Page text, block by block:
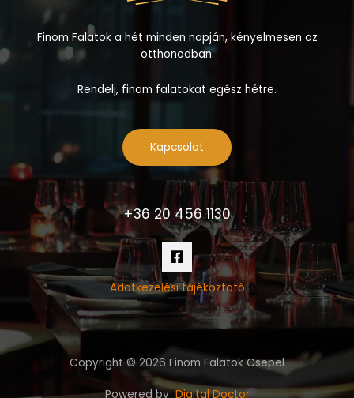
Finom Falatok a hét minden napján, kényelmesen az
otthonodban.
Rendelj, finom falatokat egész hétre.
Kapcsolat
+36 20 456 1130
Adatkezelési tájékoztató
Copyright © 2026 Finom Falatok Csepel
Powered byDigital Doctor